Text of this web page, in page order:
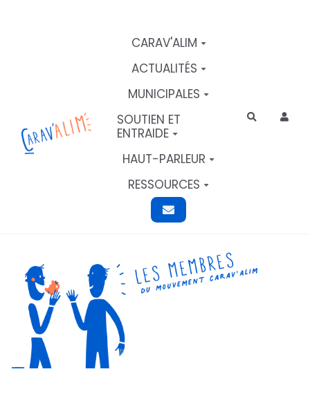
CARAV'ALIM
ACTUALITÉS
MUNICIPALES
SOUTIEN ET
ENTRAIDE
HAUT-PARLEUR
RESSOURCES
Rechercher